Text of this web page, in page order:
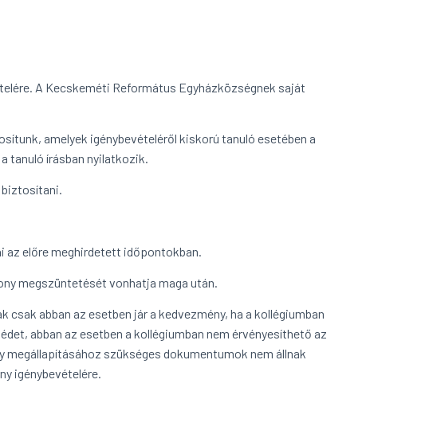
A Kecskeméti Református Egyházközségnek saját
amelyek igénybevételéről kiskorú tanuló esetében a
tanuló írásban nyilatkozik.
előre meghirdetett időpontokban.
megszüntetését vonhatja maga után.
abban az esetben jár a kedvezmény, ha a kollégiumban
abban az esetben a kollégiumban nem érvényesíthető az
szükséges dokumentumok nem állnak
igénybevételére.